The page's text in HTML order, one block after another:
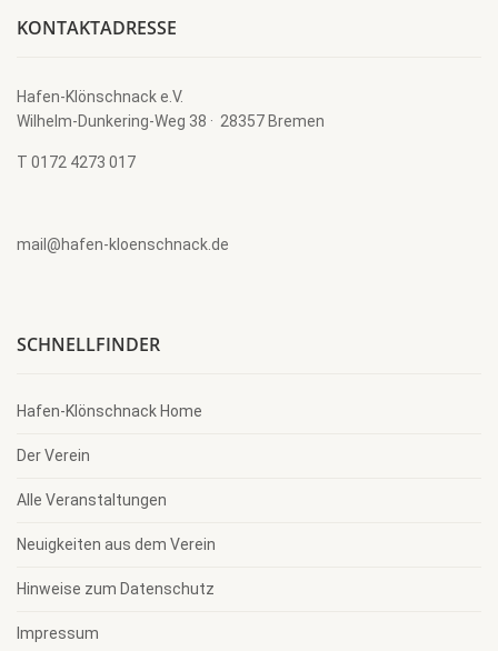
KONTAKTADRESSE
Hafen-Klönschnack e.V.
Wilhelm-Dunkering-Weg 38 · 28357 Bremen
T 0172 4273 017
mail@hafen-kloenschnack.de
SCHNELLFINDER
Hafen-Klönschnack Home
Der Verein
Alle Veranstaltungen
Neuigkeiten aus dem Verein
Hinweise zum Datenschutz
Impressum